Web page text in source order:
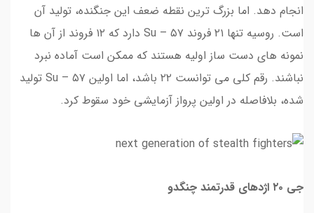
انجام دهد. اما بزرگ ترین نقطه ضعف این جنگنده، تولید آن
است. روسیه تنها ۲۱ فروند Su – ۵۷ دارد که ۱۲ فروند از آن ها
نمونه های دست ساز اولیه هستند که ممکن است آماده نبرد
نباشند. رقم کلی می توانست ۲۲ باشد، اما اولین Su – ۵۷ تولید
شده، بلافاصله در اولین پرواز آزمایشی خود سقوط کرد.
جی ۲۰ اژدهای قدرتمند چنگدو